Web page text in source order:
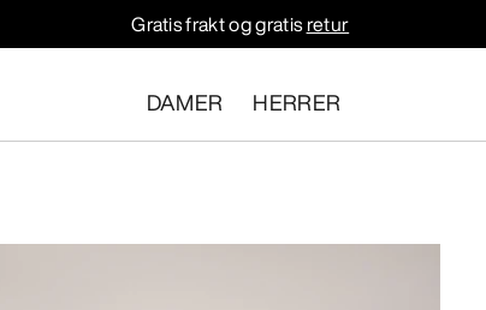
Gratis frakt og gratisretur
DAMER HERRER